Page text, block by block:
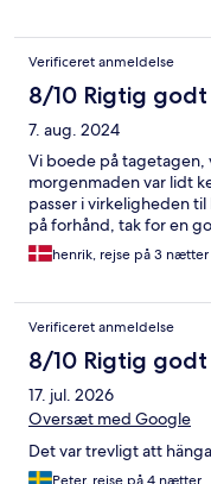
Verificeret anmeldelse
8/10 Rigtig godt
7. aug. 2024
Vi boede på tagetagen,
morgenmaden var lidt
passer i virkeligheden
på forhånd, tak for en
henrik, rejse på 3 nætter
Verificeret anmeldelse
8/10 Rigtig godt
17. jul. 2026
Oversæt med Google
Det var trevligt att
Peter, rejse på 4 nætter